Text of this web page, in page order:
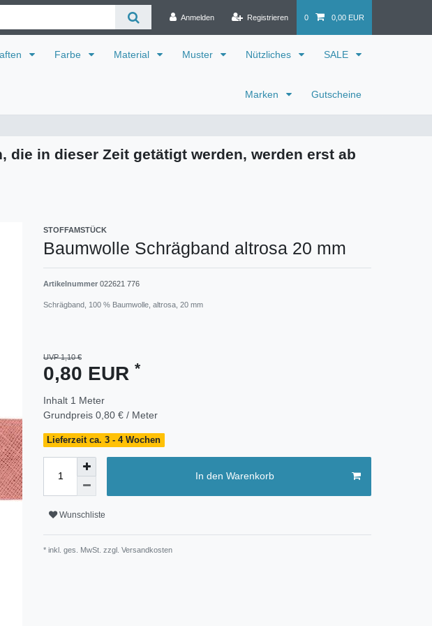
Anmelden Registrieren 0 0,00 EUR
Farbe Material Muster Nützliches SALE
Marken Gutscheine
die in dieser Zeit getätigt werden, werden erst ab
STOFFAMSTÜCK
Baumwolle Schrägband altrosa 20 mm
Artikelnummer 022621 776
Schrägband, 100 % Baumwolle, altrosa, 20 mm
UVP 1,10 €
0,80 EUR *
Inhalt 1 Meter
Grundpreis 0,80 € / Meter
Lieferzeit ca. 3 - 4 Wochen
In den Warenkorb
Wunschliste
* inkl. ges. MwSt. zzgl. Versandkosten